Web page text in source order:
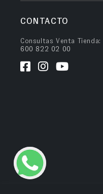
CONTACTO
Consultas Venta Tienda:
600 822 02 00